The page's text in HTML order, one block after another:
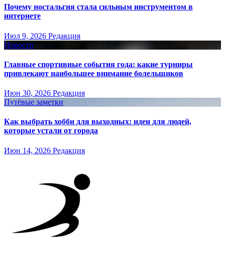
Почему ностальгия стала сильным инструментом в
интернете
Июл 9, 2026 Редакция
Новости
Главные спортивные события года: какие турниры
привлекают наибольшее внимание болельщиков
Июн 30, 2026 Редакция
Путёвые заметки
Как выбрать хобби для выходных: идеи для людей,
которые устали от города
Июн 14, 2026 Редакция